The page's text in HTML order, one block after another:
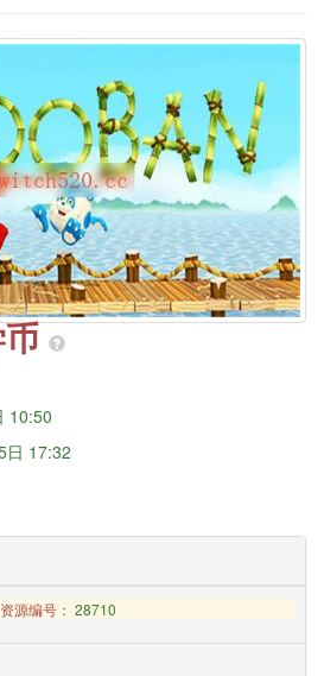
10:50
日 17:32
资源编号： 28710